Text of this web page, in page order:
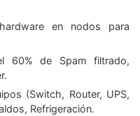
en nodos para
de Spam filtrado,
(Switch, Router, UPS,
Refrigeración.